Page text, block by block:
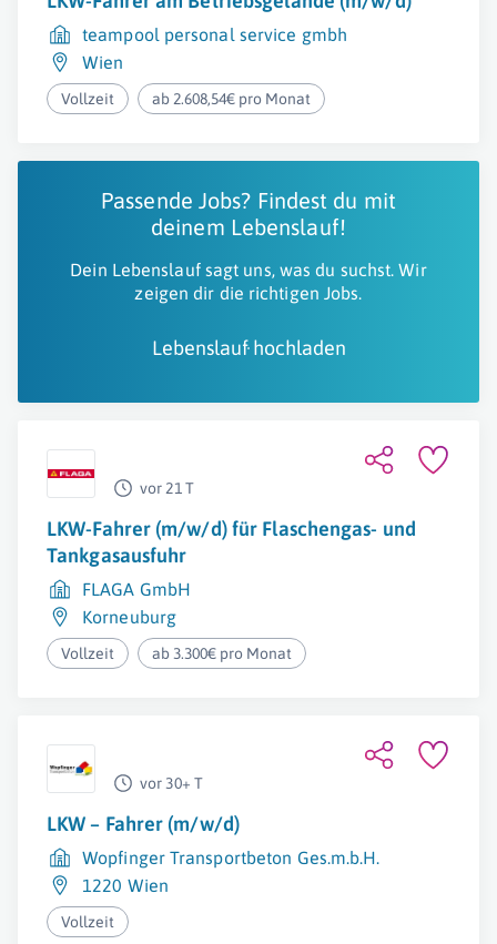
teampool personal service gmbh
Wien
Vollzeit ab 2.608,54€ pro Monat
Passende Jobs? Findest du mit
deinem Lebenslauf!
Dein Lebenslauf sagt uns, was du suchst. Wir
zeigen dir die richtigen Jobs.
Lebenslauf hochladen
vor 21 T
LKW-Fahrer (m/w/d) für Flaschengas- und
Tankgasausfuhr
FLAGA GmbH
Korneuburg
Vollzeit ab 3.300€ pro Monat
vor 30+ T
LKW – Fahrer (m/w/d)
Wopfinger Transportbeton Ges.m.b.H.
1220 Wien
Vollzeit